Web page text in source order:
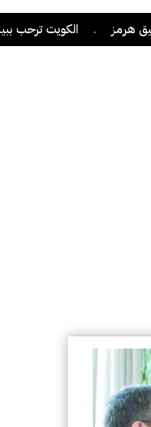
. الكويت ترحب ببيان مجلس